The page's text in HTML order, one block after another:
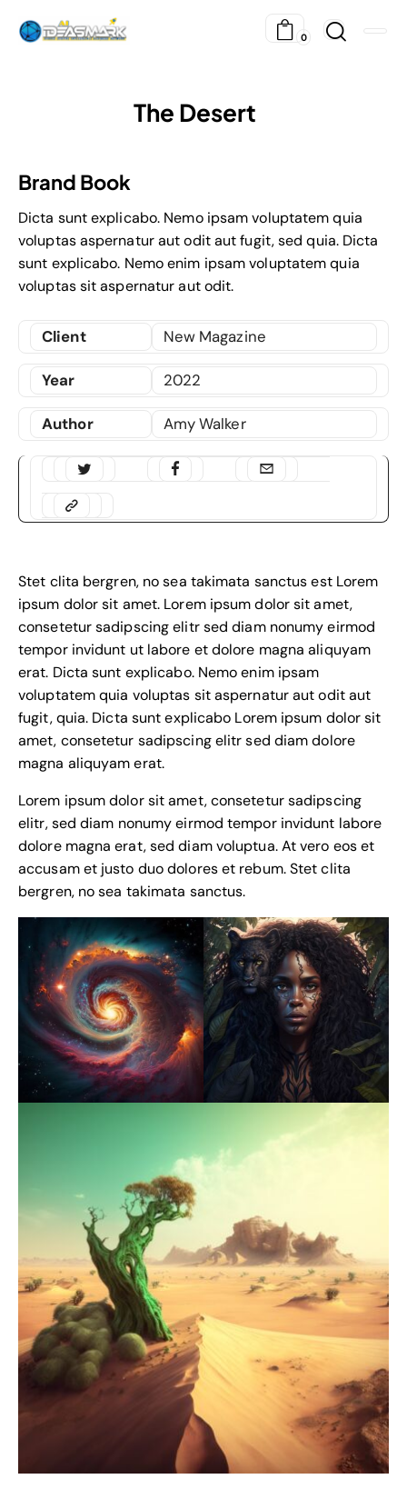
0
The Desert
Brand Book
Dicta sunt explicabo. Nemo ipsam voluptatem quia
voluptas aspernatur aut odit aut fugit, sed quia. Dicta
sunt explicabo. Nemo enim ipsam voluptatem quia
voluptas sit aspernatur aut odit.
Client New Magazine
Year 2022
Author Amy Walker
Stet clita bergren, no sea takimata sanctus est Lorem
ipsum dolor sit amet. Lorem ipsum dolor sit amet,
consetetur sadipscing elitr sed diam nonumy eirmod
tempor invidunt ut labore et dolore magna aliquyam
erat. Dicta sunt explicabo. Nemo enim ipsam
voluptatem quia voluptas sit aspernatur aut odit aut
fugit, quia. Dicta sunt explicabo Lorem ipsum dolor sit
amet, consetetur sadipscing elitr sed diam dolore
magna aliquyam erat.
Lorem ipsum dolor sit amet, consetetur sadipscing
elitr, sed diam nonumy eirmod tempor invidunt labore
dolore magna erat, sed diam voluptua. At vero eos et
accusam et justo duo dolores et rebum. Stet clita
bergren, no sea takimata sanctus.